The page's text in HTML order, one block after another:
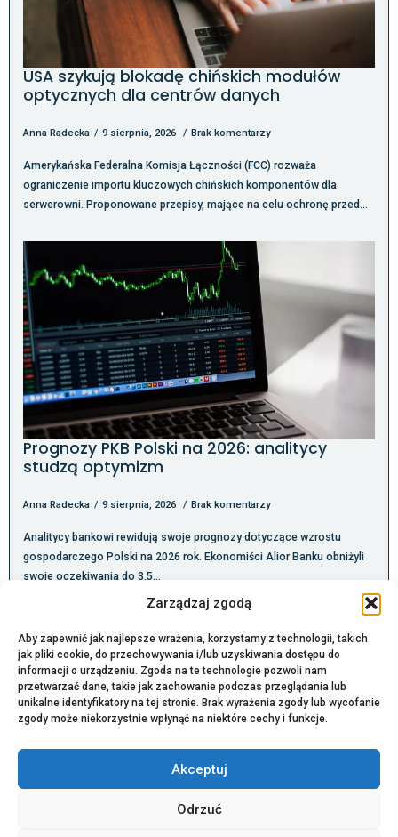
Zarządzaj zgodą
Aby zapewnić jak najlepsze wrażenia, korzystamy z technologii, takich
jak pliki cookie, do przechowywania i/lub uzyskiwania dostępu do
informacji o urządzeniu. Zgoda na te technologie pozwoli nam
przetwarzać dane, takie jak zachowanie podczas przeglądania lub
unikalne identyfikatory na tej stronie. Brak wyrażenia zgody lub wycofanie
zgody może niekorzystnie wpłynąć na niektóre cechy i funkcje.
Akceptuj
Odrzuć
USA szykują blokadę chińskich modułów
optycznych dla centrów danych
Anna Radecka 9 sierpnia, 2026 Brak komentarzy
Amerykańska Federalna Komisja Łączności (FCC) rozważa
ograniczenie importu kluczowych chińskich komponentów dla
serwerowni. Proponowane przepisy, mające na celu ochronę przed…
Prognozy PKB Polski na 2026: analitycy
studzą optymizm
Anna Radecka 9 sierpnia, 2026 Brak komentarzy
Analitycy bankowi rewidują swoje prognozy dotyczące wzrostu
gospodarczego Polski na 2026 rok. Ekonomiści Alior Banku obniżyli
swoje oczekiwania do 3,5…
Bądź na bieżąco:
Wiadomości gospodarcze
Wiadomości finansowe
Cyberbezpieczeństwo
Redakcja